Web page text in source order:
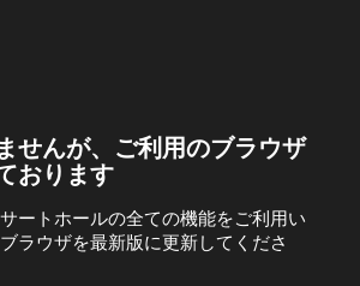
せんが、ご利用のブラウザ
おります
ートホールの全ての機能をご利用い
ラウザを最新版に更新してくださ